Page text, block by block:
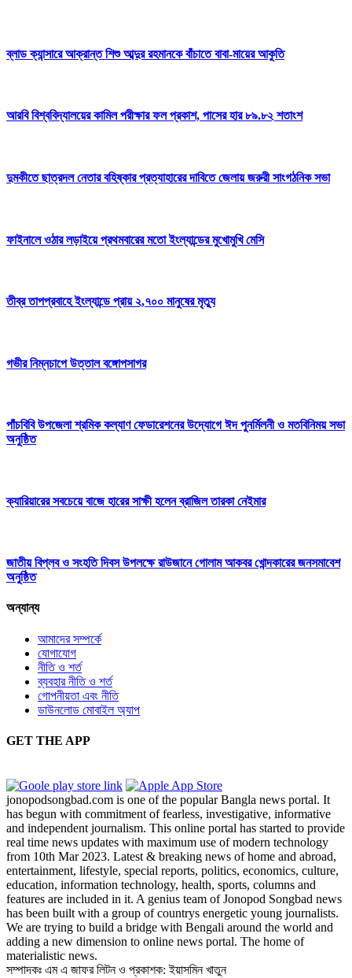
ব্লাড ক্যান্সারে আক্রান্ত শিশু আব্দুর রহমানকে বাঁচাতে বাবা-মায়ের আকুতি
আরবি বিশ্ববিদ্যালয়ের কামিল পরীক্ষার ফল প্রকাশ, পাসের হার ৮৯.৮২ শতাংশ
‎দুমকীতে ছাত্রদল নেতার বহিষ্কার প্রত্যাহারের দাবিতে জেলায় জরুরী সাংগঠনিক সভা
ফাইনালে ওঠার লড়াইয়ে প্রথমবারের মতো ইংল্যান্ডের মুখোমুখি মেসি
তীব্র তাপপ্রবাহে ইংল্যান্ডে প্রায় ২,৭০০ মানুষের মৃত্যু
গভীর নিম্নচাপে উত্তাল বঙ্গোপসাগর
পাঁচবিবি উপজেলা শ্রমিক কল্যাণ ফেডারেশনের উদ্যোগে ঈদ পুনর্মিলনী ও মতবিনিময় সভা
অনুষ্ঠিত
ক্যারিয়ারের সবচেয়ে বাজে হারের সাক্ষী হলেন ব্রাজিল তারকা নেইমার
জাতীয় বিপ্লব ও সংহতি দিবস উপলক্ষে রাউজানে গোলাম আকবর খোন্দকারের জনসমাবেশ
অনুষ্ঠিত
অন্যান্য
আমাদের সম্পর্কে
যোগাযোগ
নীতি ও শর্ত
ব্যবহার নীতি ও শর্ত
গোপনীয়তা এবং নীতি
ডাউনলোড মোবাইল অ্যাপ
GET THE APP
jonopodsongbad.com is one of the popular Bangla news portal. It
has begun with commitment of fearless, investigative, informative
and independent journalism. This online portal has started to provide
real time news updates with maximum use of modern technology
from 10th Mar 2023. Latest & breaking news of home and abroad,
entertainment, lifestyle, special reports, politics, economics, culture,
education, information technology, health, sports, columns and
features are included in it. A genius team of Jonopod Songbad news
has been built with a group of countrys energetic young journalists.
We are trying to build a bridge with Bengali around the world and
adding a new dimension to online news portal. The home of
materialistic news.
সম্পাদকঃ এম এ জাফর লিটন ও প্রকাশক: ইয়াসমিন খাতুন